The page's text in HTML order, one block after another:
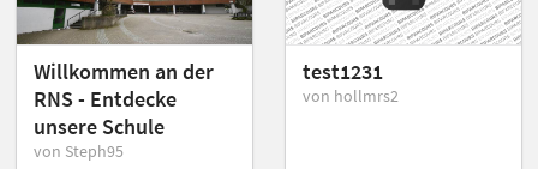
Willkommen an der
RNS - Entdecke
unsere Schule
von Steph95
test1231
von hollmrs2